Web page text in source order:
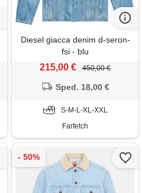
Diesel giacca denim d-seron-
fsi - blu
215,00 € 450,00 €
Sped. 18,00 €
S-M-L-XL-XXL
Farfetch